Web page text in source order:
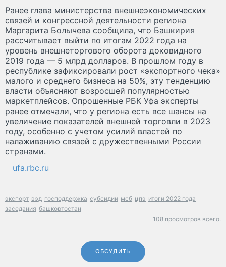
Ранее глава министерства внешнеэкономических
связей и конгрессной деятельности региона
Маргарита Болычева сообщила, что Башкирия
рассчитывает выйти по итогам 2022 года на
уровень внешнеторгового оборота доковидного
2019 года — 5 млрд долларов. В прошлом году в
республике зафиксировали рост «экспортного чека»
малого и среднего бизнеса на 50%, эту тенденцию
власти объясняют возросшей популярностью
маркетплейсов. Опрошенные РБК Уфа эксперты
ранее отмечали, что у региона есть все шансы на
увеличение показателей внешней торговли в 2023
году, особенно с учетом усилий властей по
налаживанию связей с дружественными России
странами.
ufa.rbc.ru
экспорт вэд господдержка субсидии мсб цпэ итоги 2022 года
заседания башкортостан
108 просмотров всего.
ОБСУДИТЬ